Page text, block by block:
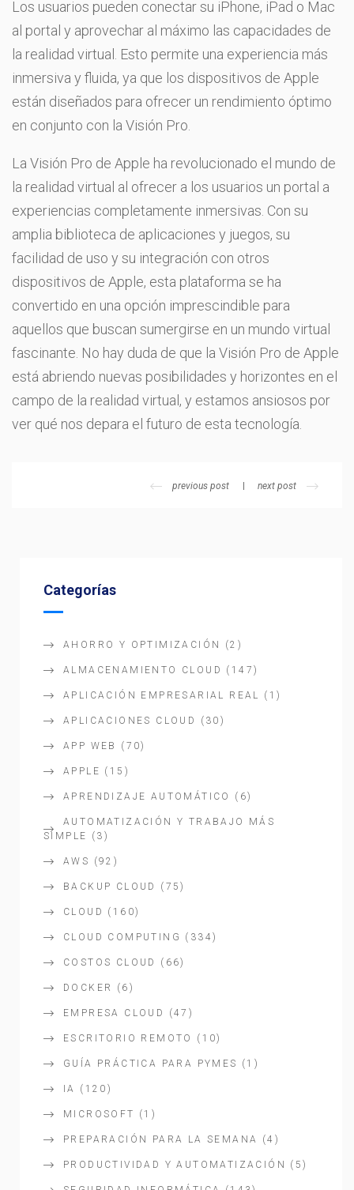
Los usuarios pueden conectar su iPhone, iPad o Mac
al portal y aprovechar al máximo las capacidades de
la realidad virtual. Esto permite una experiencia más
inmersiva y fluida, ya que los dispositivos de Apple
están diseñados para ofrecer un rendimiento óptimo
en conjunto con la Visión Pro.
La Visión Pro de Apple ha revolucionado el mundo de
la realidad virtual al ofrecer a los usuarios un portal a
experiencias completamente inmersivas. Con su
amplia biblioteca de aplicaciones y juegos, su
facilidad de uso y su integración con otros
dispositivos de Apple, esta plataforma se ha
convertido en una opción imprescindible para
aquellos que buscan sumergirse en un mundo virtual
fascinante. No hay duda de que la Visión Pro de Apple
está abriendo nuevas posibilidades y horizontes en el
campo de la realidad virtual, y estamos ansiosos por
ver qué nos depara el futuro de esta tecnología.
previous post next post
Categorías
AHORRO Y OPTIMIZACIÓN (2)
ALMACENAMIENTO CLOUD (147)
APLICACIÓN EMPRESARIAL REAL (1)
APLICACIONES CLOUD (30)
APP WEB (70)
APPLE (15)
APRENDIZAJE AUTOMÁTICO (6)
AUTOMATIZACIÓN Y TRABAJO MÁS
SIMPLE
(3)
AWS (92)
BACKUP CLOUD (75)
CLOUD (160)
CLOUD COMPUTING (334)
COSTOS CLOUD (66)
DOCKER (6)
EMPRESA CLOUD (47)
ESCRITORIO REMOTO (10)
GUÍA PRÁCTICA PARA PYMES (1)
IA (120)
MICROSOFT (1)
PREPARACIÓN PARA LA SEMANA (4)
PRODUCTIVIDAD Y AUTOMATIZACIÓN (5)